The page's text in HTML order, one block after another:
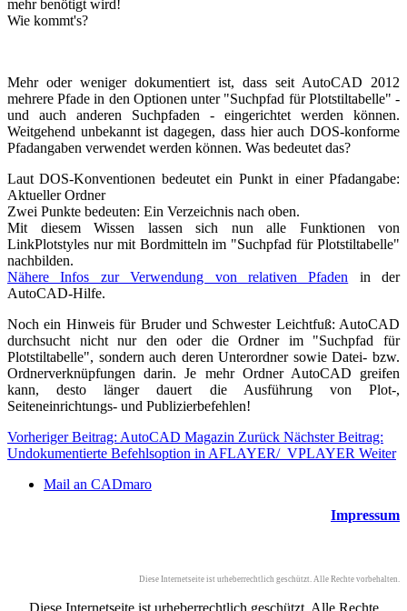
mehr benötigt wird!
Wie kommt's?
Mehr oder weniger dokumentiert ist, dass seit AutoCAD 2012
mehrere Pfade in den Optionen unter "Suchpfad für Plotstiltabelle" -
und auch anderen Suchpfaden - eingerichtet werden können.
Weitgehend unbekannt ist dagegen, dass hier auch DOS-konforme
Pfadangaben verwendet werden können. Was bedeutet das?
Laut DOS-Konventionen bedeutet ein Punkt in einer Pfadangabe:
Aktueller Ordner
Zwei Punkte bedeuten: Ein Verzeichnis nach oben.
Mit diesem Wissen lassen sich nun alle Funktionen von
LinkPlotstyles nur mit Bordmitteln im "Suchpfad für Plotstiltabelle"
nachbilden.
Nähere Infos zur Verwendung von relativen Pfaden in der
AutoCAD-Hilfe.
Noch ein Hinweis für Bruder und Schwester Leichtfuß: AutoCAD
durchsucht nicht nur den oder die Ordner im "Suchpfad für
Plotstiltabelle", sondern auch deren Unterordner sowie Datei- bzw.
Ordnerverknüpfungen darin. Je mehr Ordner AutoCAD greifen
kann, desto länger dauert die Ausführung von Plot-,
Seiteneinrichtungs- und Publizierbefehlen!
Vorheriger Beitrag: AutoCAD Magazin Zurück Nächster Beitrag:
Undokumentierte Befehlsoption in AFLAYER/_VPLAYER Weiter
Mail an CADmaro
Impressum
Diese Internetseite ist urheberrechtlich geschützt. Alle Rechte vorbehalten.
Diese Internetseite ist urheberrechtlich geschützt. Alle Rechte